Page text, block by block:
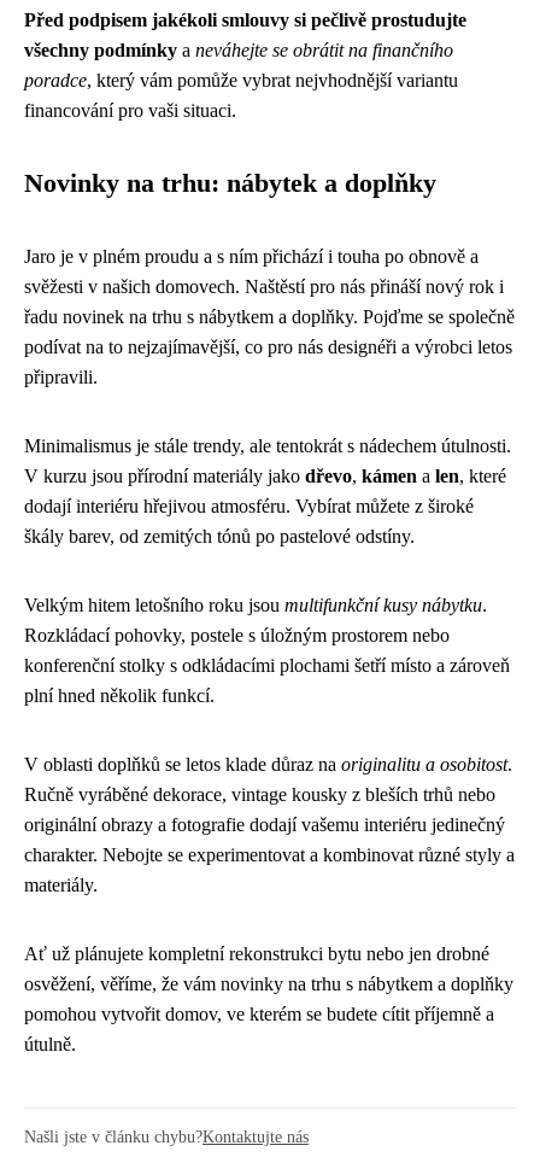
Před podpisem jakékoli smlouvy si pečlivě prostudujte
všechny podmínky a neváhejte se obrátit na finančního
poradce, který vám pomůže vybrat nejvhodnější variantu
financování pro vaši situaci.
Novinky na trhu: nábytek a doplňky
Jaro je v plném proudu a s ním přichází i touha po obnově a
svěžesti v našich domovech. Naštěstí pro nás přináší nový rok i
řadu novinek na trhu s nábytkem a doplňky. Pojďme se společně
podívat na to nejzajímavější, co pro nás designéři a výrobci letos
připravili.
Minimalismus je stále trendy, ale tentokrát s nádechem útulnosti.
V kurzu jsou přírodní materiály jako dřevo, kámen a len, které
dodají interiéru hřejivou atmosféru. Vybírat můžete z široké
škály barev, od zemitých tónů po pastelové odstíny.
Velkým hitem letošního roku jsou multifunkční kusy nábytku.
Rozkládací pohovky, postele s úložným prostorem nebo
konferenční stolky s odkládacími plochami šetří místo a zároveň
plní hned několik funkcí.
V oblasti doplňků se letos klade důraz na originalitu a osobitost.
Ručně vyráběné dekorace, vintage kousky z bleších trhů nebo
originální obrazy a fotografie dodají vašemu interiéru jedinečný
charakter. Nebojte se experimentovat a kombinovat různé styly a
materiály.
Ať už plánujete kompletní rekonstrukci bytu nebo jen drobné
osvěžení, věříme, že vám novinky na trhu s nábytkem a doplňky
pomohou vytvořit domov, ve kterém se budete cítit příjemně a
útulně.
Našli jste v článku chybu?Kontaktujte nás